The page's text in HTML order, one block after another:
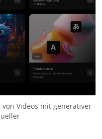
Videos mit generativer